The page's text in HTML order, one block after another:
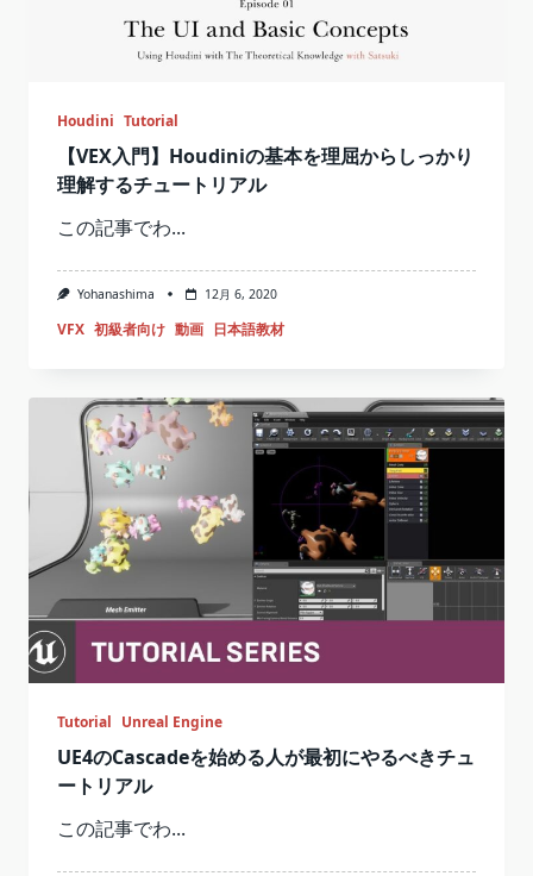
Houdini Tutorial
【VEX入門】Houdiniの基本を理屈からしっかり
理解するチュートリアル
この記事でわ...
Yohanashima 12月 6, 2020
VFX 初級者向け 動画 日本語教材
Tutorial Unreal Engine
UE4のCascadeを始める人が最初にやるべきチュ
ートリアル
この記事でわ...